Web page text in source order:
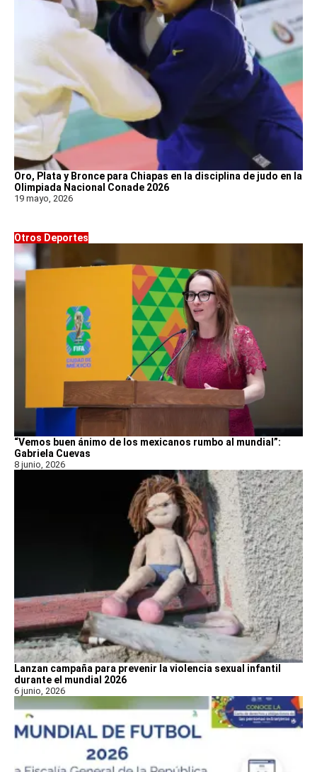
Oro, Plata y Bronce para Chiapas en la disciplina de judo en la
Olimpiada Nacional Conade 2026
19 mayo, 2026
Otros Deportes
“Vemos buen ánimo de los mexicanos rumbo al mundial”:
Gabriela Cuevas
8 junio, 2026
Lanzan campaña para prevenir la violencia sexual infantil
durante el mundial 2026
6 junio, 2026